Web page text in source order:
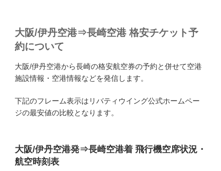
大阪/伊丹空港⇒長崎空港 格安チケット予
約について
大阪/伊丹空港から長崎の格安航空券の予約と併せて空港
施設情報・空港情報などを発信します。
下記のフレーム表示はリバティウイング公式ホームペー
ジの最安値の比較となります。
大阪/伊丹空港発⇒長崎空港着 飛行機空席状況・
航空時刻表